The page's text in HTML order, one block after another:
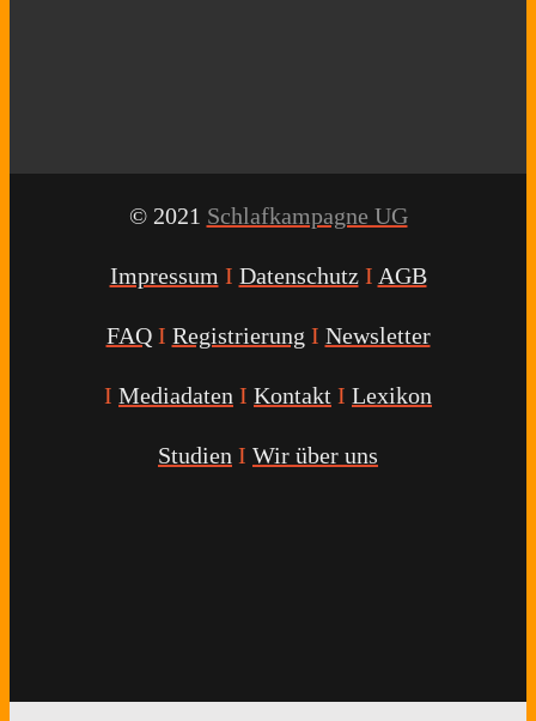
© 2021 Schlafkampagne UG
Impressum I Datenschutz I AGB
FAQ I Registrierung I Newsletter
I Mediadaten I Kontakt I Lexikon
Studien I Wir über uns